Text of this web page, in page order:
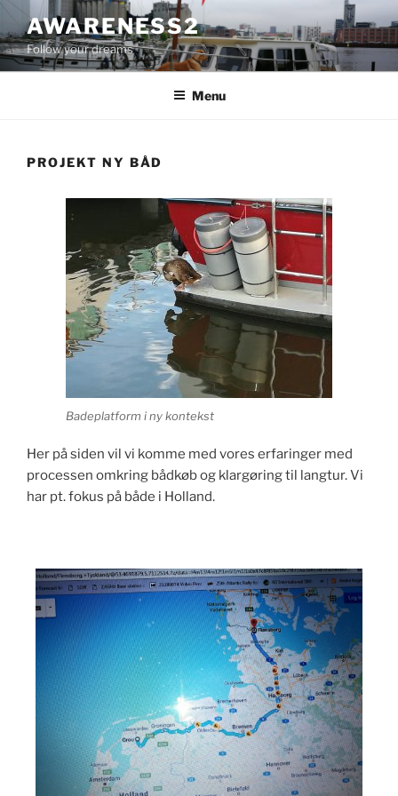
til
indhold
AWARENESS2
Follow your dreams
Menu
PROJEKT NY BÅD
Badeplatform i ny kontekst
Her på siden vil vi komme med vores erfaringer med
processen omkring bådkøb og klargøring til langtur. Vi
har pt. fokus på både i Holland.